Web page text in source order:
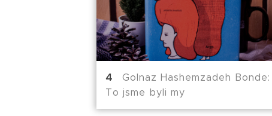
Golnaz Hashemzadeh Bonde:
To jsme byli my